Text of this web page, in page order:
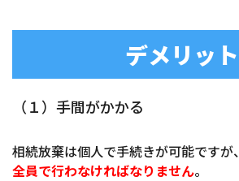
デメリット
（１）手間がかかる
相続放棄は個人で手続きが可能ですが、
全員で行わなければなりません。